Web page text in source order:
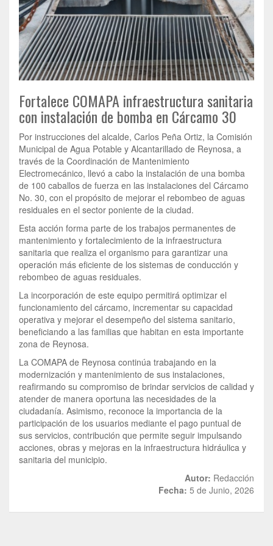
Fortalece COMAPA infraestructura sanitaria
con instalación de bomba en Cárcamo 30
Por instrucciones del alcalde, Carlos Peña Ortiz, la Comisión
Municipal de Agua Potable y Alcantarillado de Reynosa, a
través de la Coordinación de Mantenimiento
Electromecánico, llevó a cabo la instalación de una bomba
de 100 caballos de fuerza en las instalaciones del Cárcamo
No. 30, con el propósito de mejorar el rebombeo de aguas
residuales en el sector poniente de la ciudad.
Esta acción forma parte de los trabajos permanentes de
mantenimiento y fortalecimiento de la infraestructura
sanitaria que realiza el organismo para garantizar una
operación más eficiente de los sistemas de conducción y
rebombeo de aguas residuales.
La incorporación de este equipo permitirá optimizar el
funcionamiento del cárcamo, incrementar su capacidad
operativa y mejorar el desempeño del sistema sanitario,
beneficiando a las familias que habitan en esta importante
zona de Reynosa.
La COMAPA de Reynosa continúa trabajando en la
modernización y mantenimiento de sus instalaciones,
reafirmando su compromiso de brindar servicios de calidad y
atender de manera oportuna las necesidades de la
ciudadanía. Asimismo, reconoce la importancia de la
participación de los usuarios mediante el pago puntual de
sus servicios, contribución que permite seguir impulsando
acciones, obras y mejoras en la infraestructura hidráulica y
sanitaria del municipio.
Autor: Redacción
Fecha: 5 de Junio, 2026